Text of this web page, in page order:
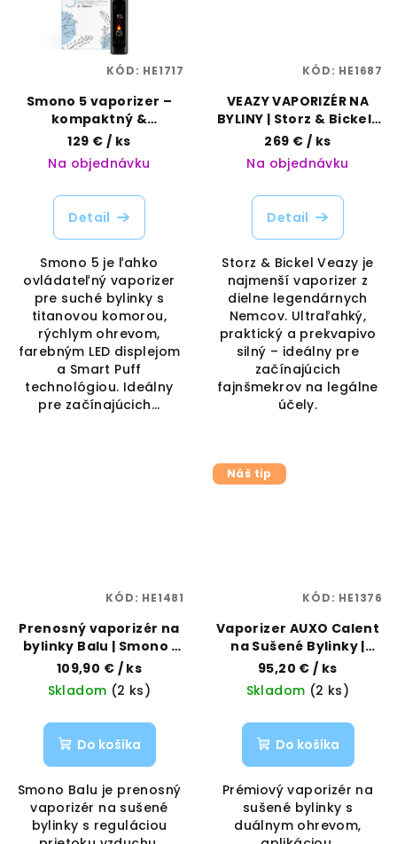
Smono 5 vaporizer –
kompaktný &
jednoduchý |
Vaporama
129 € / ks
Na objednávku
Detail
Smono 5 je ľahko
ovládateľný vaporizer
pre suché bylinky s
titanovou komorou,
rýchlym ohrevom,
farebným LED displejom
a Smart Puff
technológiou. Ideálny
pre začínajúcich...
KÓD: HE1717
VEAZY VAPORIZÉR NA
BYLINY | Storz & Bickel |
Vaporama
269 € / ks
Na objednávku
Detail
Storz & Bickel Veazy je
najmenší vaporizer z
dielne legendárnych
Nemcov. Ultraľahký,
praktický a prekvapivo
silný – ideálny pre
začínajúcich
fajnšmekrov na legálne
účely.
KÓD: HE1687
Prenosný vaporizér na
bylinky Balu | Smono |
Vaporama
109,90 € / ks
Skladom (2 ks)
Do košíka
Smono Balu je prenosný
vaporizér na sušené
bylinky s reguláciou
KÓD: HE1481
Náš tip
Vaporizer AUXO Calent
na Sušené Bylinky |
AUXO
95,20 € / ks
Skladom (2 ks)
Do košíka
Prémiový vaporizér na
sušené bylinky s
duálnym ohrevom,
KÓD: HE1376